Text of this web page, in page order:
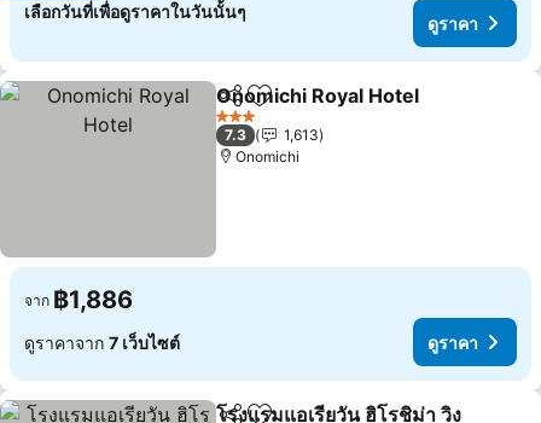
เลือกวันที่เพื่อดูราคาในวันนั้นๆ
ดูราคา
แชร์ เพิ่มในรายการโปรด
Onomichi Royal Hotel
3 ดาว
7.3
1,613
Onomichi
จาก ฿1,886
ดูราคาจาก 7 เว็บไซต์ ดูราคา
โรงแรมแอเรียวัน ฮิโรชิม่า วิง